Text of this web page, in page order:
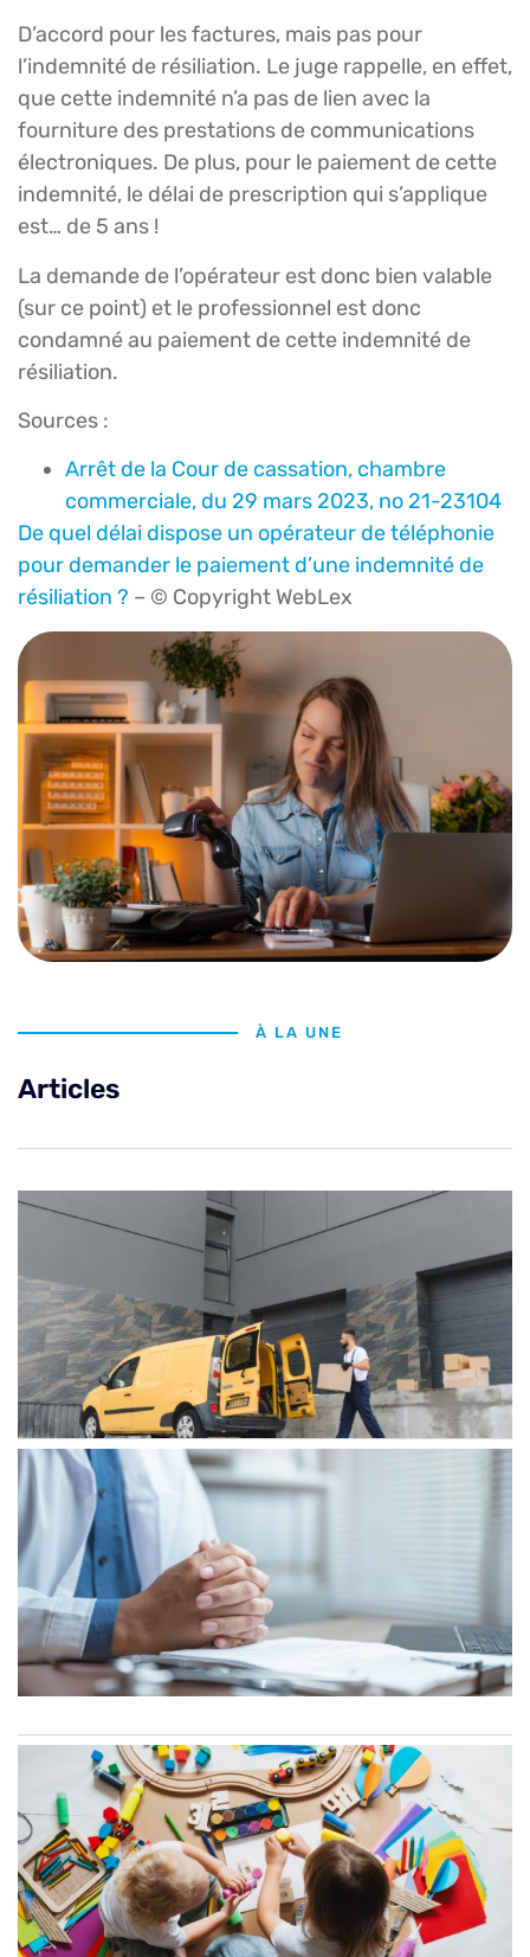
D’accord pour les factures, mais pas pour
l’indemnité de résiliation. Le juge rappelle, en effet,
que cette indemnité n’a pas de lien avec la
fourniture des prestations de communications
électroniques. De plus, pour le paiement de cette
indemnité, le délai de prescription qui s’applique
est… de 5 ans !
La demande de l’opérateur est donc bien valable
(sur ce point) et le professionnel est donc
condamné au paiement de cette indemnité de
résiliation.
Sources :
Arrêt de la Cour de cassation, chambre
commerciale, du 29 mars 2023, no 21-23104
De quel délai dispose un opérateur de téléphonie
pour demander le paiement d’une indemnité de
résiliation ? – © Copyright WebLex
À LA UNE
Articles